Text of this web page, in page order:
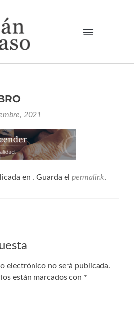
2021
en . Guarda el permalink.
electrónico no será publicada.
están marcados con *